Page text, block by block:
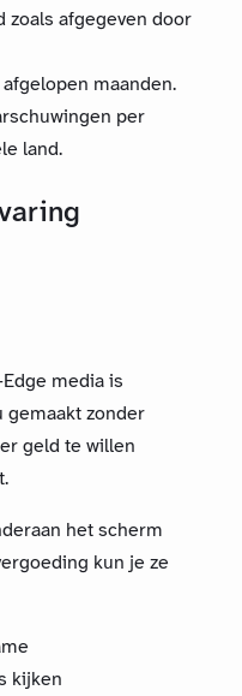
zoals afgegeven door
maanden.
per
land.
media is
gemaakt zonder
geld te willen
het scherm
kun je ze
kijken